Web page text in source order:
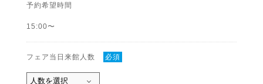
予約希望時間
15:00〜
フェア当日来館人数 必須